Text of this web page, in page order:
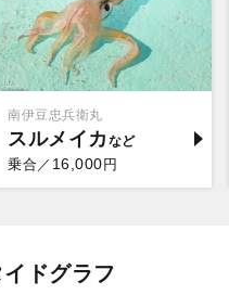
南伊豆忠兵衛丸
スルメイカ
乗合／ 16,000円
ドグラフ